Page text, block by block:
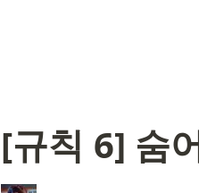
[규칙 6] 숨